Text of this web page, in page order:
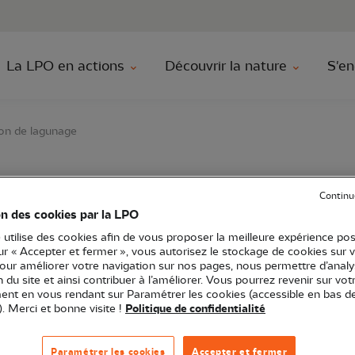
Aller à la
La LPO en actions Découvrir la nature
de lagunage
oiseaux à la
des cookies par la LPO
des cookies afin de vous proposer la meilleure expérience
« Accepter et fermer », vous autorisez le stockage de cookies sur
améliorer votre navigation sur nos pages, nous permettre
du site et ainsi contribuer à l’améliorer. Vous pourrez revenir sur
en vous rendant sur Paramétrer les cookies (accessible en bas
Merci et bonne visite ! Politique de confidentialité
Accepter et fermer
Paramétrer les cookies